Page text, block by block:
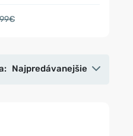
Najpredávanejšie